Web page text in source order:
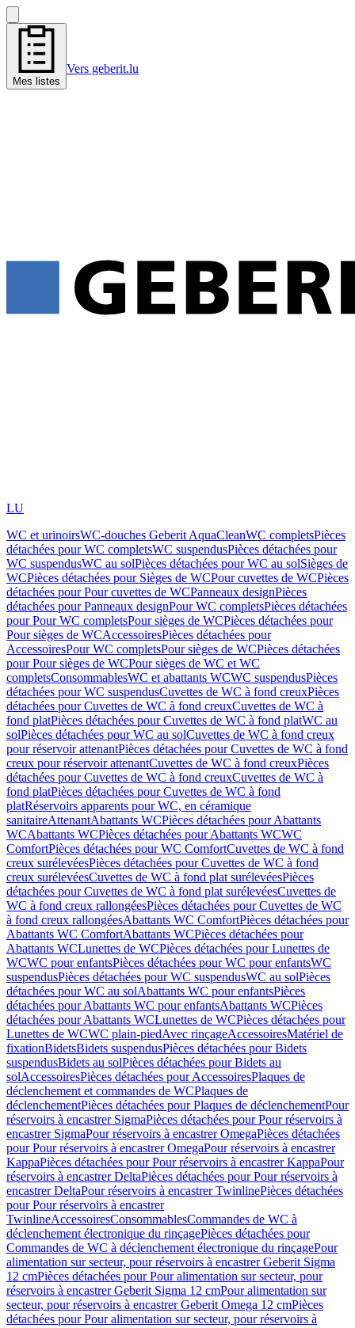
Mes listes
Vers geberit.lu
LU
WC et urinoirsWC-douches Geberit AquaCleanWC completsPièces
détachées pour WC completsWC suspendusPièces détachées pour
WC suspendusWC au solPièces détachées pour WC au solSièges de
WCPièces détachées pour Sièges de WCPour cuvettes de WCPièces
détachées pour Pour cuvettes de WCPanneaux designPièces
détachées pour Panneaux designPour WC completsPièces détachées
pour Pour WC completsPour sièges de WCPièces détachées pour
Pour sièges de WCAccessoiresPièces détachées pour
AccessoiresPour WC completsPour sièges de WCPièces détachées
pour Pour sièges de WCPour sièges de WC et WC
completsConsommablesWC et abattants WCWC suspendusPièces
détachées pour WC suspendusCuvettes de WC à fond creuxPièces
détachées pour Cuvettes de WC à fond creuxCuvettes de WC à
fond platPièces détachées pour Cuvettes de WC à fond platWC au
solPièces détachées pour WC au solCuvettes de WC à fond creux
pour réservoir attenantPièces détachées pour Cuvettes de WC à fond
creux pour réservoir attenantCuvettes de WC à fond creuxPièces
détachées pour Cuvettes de WC à fond creuxCuvettes de WC à
fond platPièces détachées pour Cuvettes de WC à fond
platRéservoirs apparents pour WC, en céramique
sanitaireAttenantAbattants WCPièces détachées pour Abattants
WCAbattants WCPièces détachées pour Abattants WCWC
ComfortPièces détachées pour WC ComfortCuvettes de WC à fond
creux surélevéesPièces détachées pour Cuvettes de WC à fond
creux surélevéesCuvettes de WC à fond plat surélevéesPièces
détachées pour Cuvettes de WC à fond plat surélevéesCuvettes de
WC à fond creux rallongéesPièces détachées pour Cuvettes de WC
à fond creux rallongéesAbattants WC ComfortPièces détachées pour
Abattants WC ComfortAbattants WCPièces détachées pour
Abattants WCLunettes de WCPièces détachées pour Lunettes de
WCWC pour enfantsPièces détachées pour WC pour enfantsWC
suspendusPièces détachées pour WC suspendusWC au solPièces
détachées pour WC au solAbattants WC pour enfantsPièces
détachées pour Abattants WC pour enfantsAbattants WCPièces
détachées pour Abattants WCLunettes de WCPièces détachées pour
Lunettes de WCWC plain-piedAvec rinçageAccessoiresMatériel de
fixationBidetsBidets suspendusPièces détachées pour Bidets
suspendusBidets au solPièces détachées pour Bidets au
solAccessoiresPièces détachées pour AccessoiresPlaques de
déclenchement et commandes de WCPlaques de
déclenchementPièces détachées pour Plaques de déclenchementPour
réservoirs à encastrer SigmaPièces détachées pour Pour réservoirs à
encastrer SigmaPour réservoirs à encastrer OmegaPièces détachées
pour Pour réservoirs à encastrer OmegaPour réservoirs à encastrer
KappaPièces détachées pour Pour réservoirs à encastrer KappaPour
réservoirs à encastrer DeltaPièces détachées pour Pour réservoirs à
encastrer DeltaPour réservoirs à encastrer TwinlinePièces détachées
pour Pour réservoirs à encastrer
TwinlineAccessoiresConsommablesCommandes de WC à
déclenchement électronique du rinçagePièces détachées pour
Commandes de WC à déclenchement électronique du rinçagePour
alimentation sur secteur, pour réservoirs à encastrer Geberit Sigma
12 cmPièces détachées pour Pour alimentation sur secteur, pour
réservoirs à encastrer Geberit Sigma 12 cmPour alimentation sur
secteur, pour réservoirs à encastrer Geberit Omega 12 cmPièces
détachées pour Pour alimentation sur secteur, pour réservoirs à